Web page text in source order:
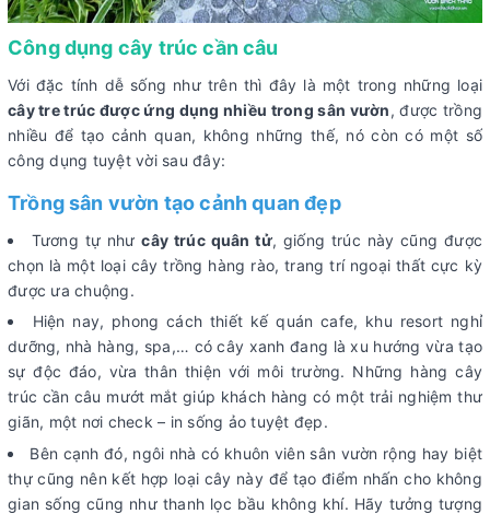
Công dụng cây trúc cần câu
Với đặc tính dễ sống như trên thì đây là một trong những loại
cây tre trúc được ứng dụng nhiều trong sân vườn, được trồng
nhiều để tạo cảnh quan, không những thế, nó còn có một số
công dụng tuyệt vời sau đây:
Trồng sân vườn tạo cảnh quan đẹp
Tương tự nhưcây trúc quân tử, giống trúc này cũng được
chọn là một loại cây trồng hàng rào, trang trí ngoại thất cực kỳ
được ưa chuộng.
Hiện nay, phong cách thiết kế quán cafe, khu resort nghỉ
dưỡng, nhà hàng, spa,… có cây xanh đang là xu hướng vừa tạo
sự độc đáo, vừa thân thiện với môi trường. Những hàng cây
trúc cần câu mướt mắt giúp khách hàng có một trải nghiệm thư
giãn, một nơi check – in sống ảo tuyệt đẹp.
Bên cạnh đó, ngôi nhà có khuôn viên sân vườn rộng hay biệt
thự cũng nên kết hợp loại cây này để tạo điểm nhấn cho không
gian sống cũng như thanh lọc bầu không khí. Hãy tưởng tượng